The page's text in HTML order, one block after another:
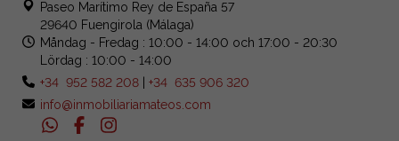
Paseo Marítimo Rey de España 57
29640 Fuengirola (Málaga)
Måndag - Fredag : 10:00 - 14:00 och 17:00 - 20:30
Lördag : 10:00 - 14:00
+34 952 582 208
+34 635 906 320
info@inmobiliariamateos.com